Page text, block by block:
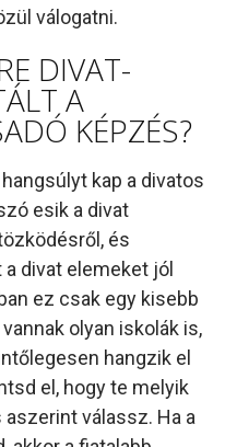
válogatni.
DIVAT-
A
KÉPZÉS?
kap a divatos
esik a divat
és
divat elemeket jól
ez csak egy kisebb
olyan iskolák is,
hangzik el
el, hogy te melyik
válassz. Ha a